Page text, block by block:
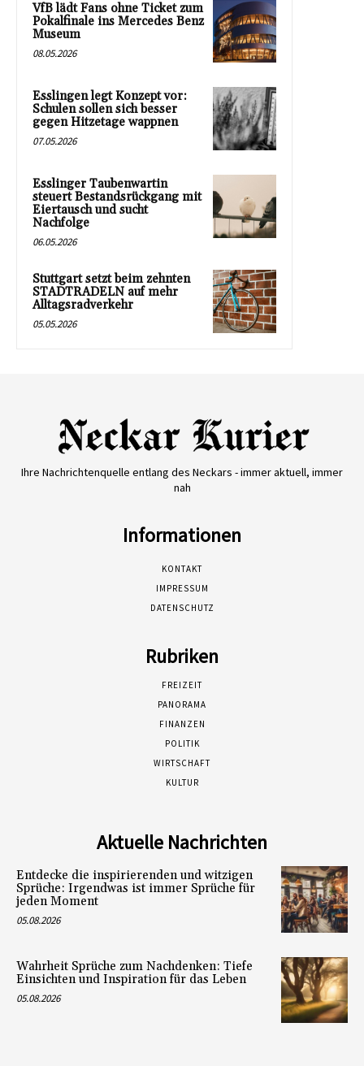
VfB lädt Fans ohne Ticket zum
Pokalfinale ins Mercedes Benz
Museum
08.05.2026
Esslingen legt Konzept vor:
Schulen sollen sich besser
gegen Hitzetage wappnen
07.05.2026
Esslinger Taubenwartin
steuert Bestandsrückgang mit
Eiertausch und sucht
Nachfolge
06.05.2026
Stuttgart setzt beim zehnten
STADTRADELN auf mehr
Alltagsradverkehr
05.05.2026
Ihre Nachrichtenquelle entlang des Neckars - immer aktuell, immer
nah
Informationen
KONTAKT
IMPRESSUM
DATENSCHUTZ
Rubriken
FREIZEIT
PANORAMA
FINANZEN
POLITIK
WIRTSCHAFT
KULTUR
Aktuelle Nachrichten
Entdecke die inspirierenden und witzigen
Sprüche: Irgendwas ist immer Sprüche für
jeden Moment
05.08.2026
Wahrheit Sprüche zum Nachdenken: Tiefe
Einsichten und Inspiration für das Leben
05.08.2026